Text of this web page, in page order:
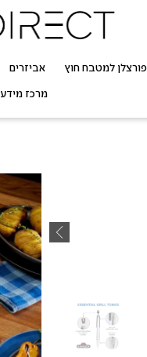
פורצלן למטבח חוץ אביזרים
מרכז מידע